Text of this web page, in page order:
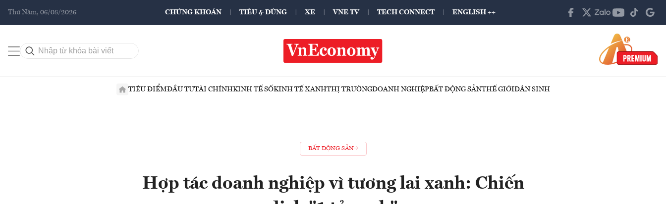
Thứ Năm, 06/08/2026 CHỨNG KHOÁN TIÊU & DÙNG XE VNE TV TECH CONNECT ENGLISH ++
TIÊU ĐIỂMĐẦU TƯTÀI CHÍNHKINH TẾ SỐKINH TẾ XANHTHỊ TRƯỜNGDOANH NGHIỆPBẤT ĐỘNG SẢNTHẾ GIỚIDÂN SINH
BẤT ĐỘNG SẢN
Hợp tác doanh nghiệp vì tương lai xanh: Chiến